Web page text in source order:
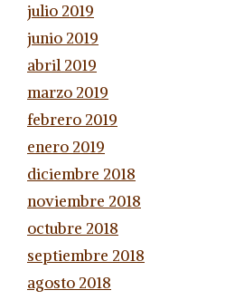
julio 2019
junio 2019
abril 2019
marzo 2019
febrero 2019
enero 2019
diciembre 2018
noviembre 2018
octubre 2018
septiembre 2018
agosto 2018